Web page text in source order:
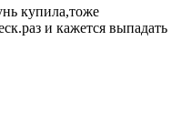
купила,тоже
и кажется выпадать